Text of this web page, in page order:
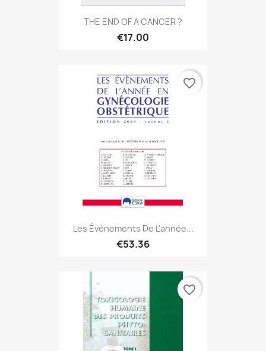
THE END OF A CANCER ?
€17.00
Les Événements De L'année...
€53.36
favorite_border
favorite_border